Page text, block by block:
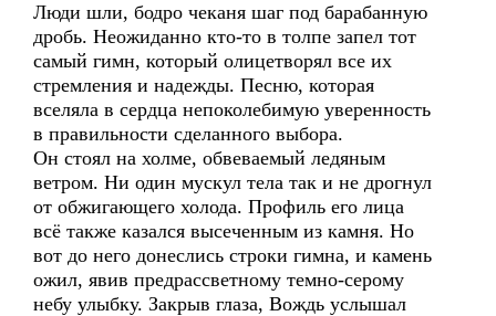
Люди шли, бодро чеканя шаг под барабанную
дробь. Неожиданно кто-то в толпе запел тот
самый гимн, который олицетворял все их
стремления и надежды. Песню, которая
вселяла в сердца непоколебимую уверенность
в правильности сделанного выбора.
Он стоял на холме, обвеваемый ледяным
ветром. Ни один мускул тела так и не дрогнул
от обжигающего холода. Профиль его лица
всё также казался высеченным из камня. Но
вот до него донеслись строки гимна, и камень
ожил, явив предрассветному темно-серому
небу улыбку. Закрыв глаза, Вождь услышал